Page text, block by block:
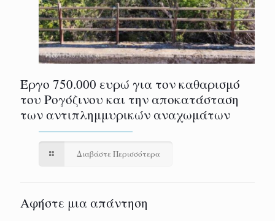
Έργο 750.000 ευρώ για τον καθαρισμό
του Ρογόζινου και την αποκατάσταση
των αντιπλημμυρικών αναχωμάτων
Διαβάστε Περισσότερα
Αφήστε μια απάντηση